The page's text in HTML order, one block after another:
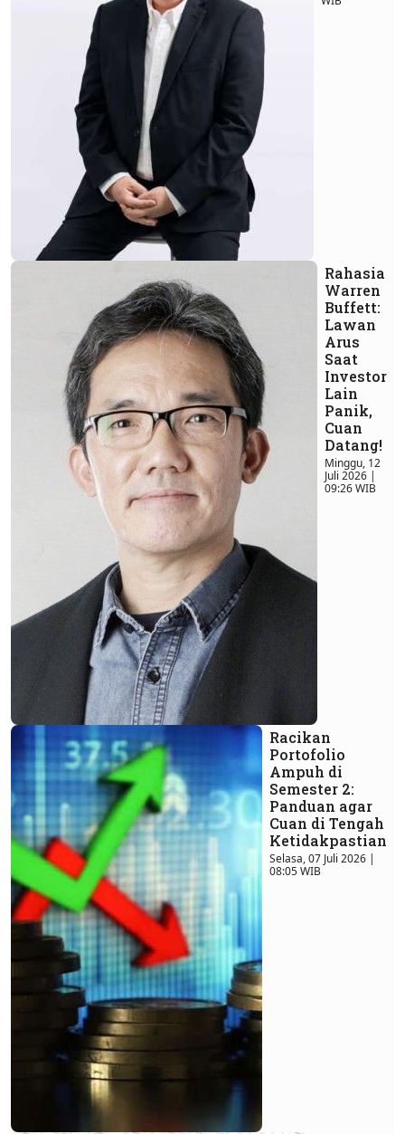
Rahasia
Warren
Buffett:
Lawan
Arus
Saat
Investor
Lain
Panik,
Cuan
Datang!
Minggu, 12
Juli 2026 |
09:26 WIB
Racikan
Portofolio
Ampuh di
Semester 2:
Panduan agar
Cuan di Tengah
Ketidakpastian
Selasa, 07 Juli 2026 |
08:05 WIB